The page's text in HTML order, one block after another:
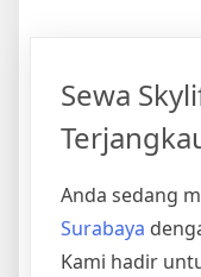
Sewa
Anda sedang
Surabaya
Kami hadir